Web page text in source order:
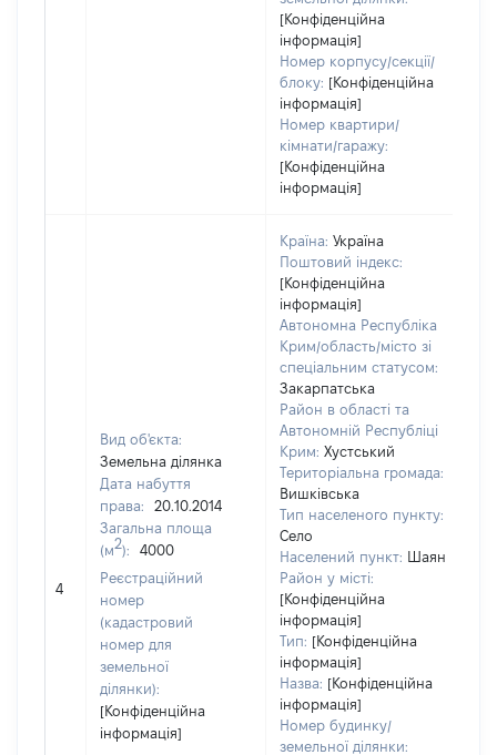
[Конфіденційна
інформація]
Номер корпусу/секції/
блоку: [Конфіденційна
інформація]
Номер квартири/
кімнати/гаражу:
[Конфіденційна
інформація]
4
Вид об'єкта:
Земельна ділянка
Дата набуття
права:
20.10.2014
Загальна площа
(м2):
4000
Реєстраційний
номер
(кадастровий
номер для
земельної
ділянки):
[Конфіденційна
інформація]
Країна: Україна
Поштовий індекс:
[Конфіденційна
інформація]
Автономна Республіка
Крим/область/місто зі
спеціальним статусом:
Закарпатська
Район в області та
Автономній Республіці
Крим: Хустський
Територіальна громада:
Вишківська
Тип населеного пункту:
Село
Населений пункт:
Шаян
Район у місті:
[Конфіденційна
інформація]
Тип: [Конфіденційна
інформація]
Назва: [Конфіденційна
інформація]
Номер будинку/
земельної ділянки: